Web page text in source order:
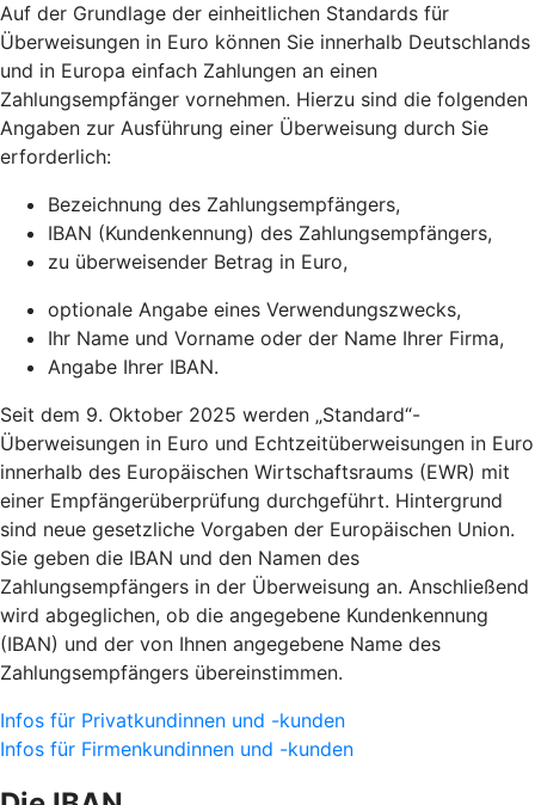
Auf der Grundlage der einheitlichen Standards für
Überweisungen in Euro können Sie innerhalb Deutschlands
und in Europa einfach Zahlungen an einen
Zahlungsempfänger vornehmen. Hierzu sind die folgenden
Angaben zur Ausführung einer Überweisung durch Sie
erforderlich:
Bezeichnung des Zahlungsempfängers,
IBAN (Kundenkennung) des Zahlungsempfängers,
zu überweisender Betrag in Euro,
optionale Angabe eines Verwendungszwecks,
Ihr Name und Vorname oder der Name Ihrer Firma,
Angabe Ihrer IBAN.
Seit dem 9. Oktober 2025 werden „Standard“-
Überweisungen in Euro und Echtzeitüberweisungen in Euro
innerhalb des Europäischen Wirtschaftsraums (EWR) mit
einer Empfängerüberprüfung durchgeführt. Hintergrund
sind neue gesetzliche Vorgaben der Europäischen Union.
Sie geben die IBAN und den Namen des
Zahlungsempfängers in der Überweisung an. Anschließend
wird abgeglichen, ob die angegebene Kundenkennung
(IBAN) und der von Ihnen angegebene Name des
Zahlungsempfängers übereinstimmen.
Infos für Privatkundinnen und -kunden
Infos für Firmenkundinnen und -kunden